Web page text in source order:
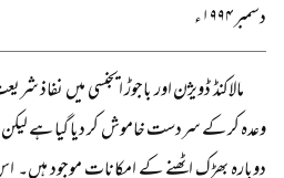
دسمبر ۱۹۹۴ء
مالاکنڈ ڈویژن اور باجوڑ ایجنسی میں
وعدہ کر کے سردست خاموش کر دیا گیا ہے